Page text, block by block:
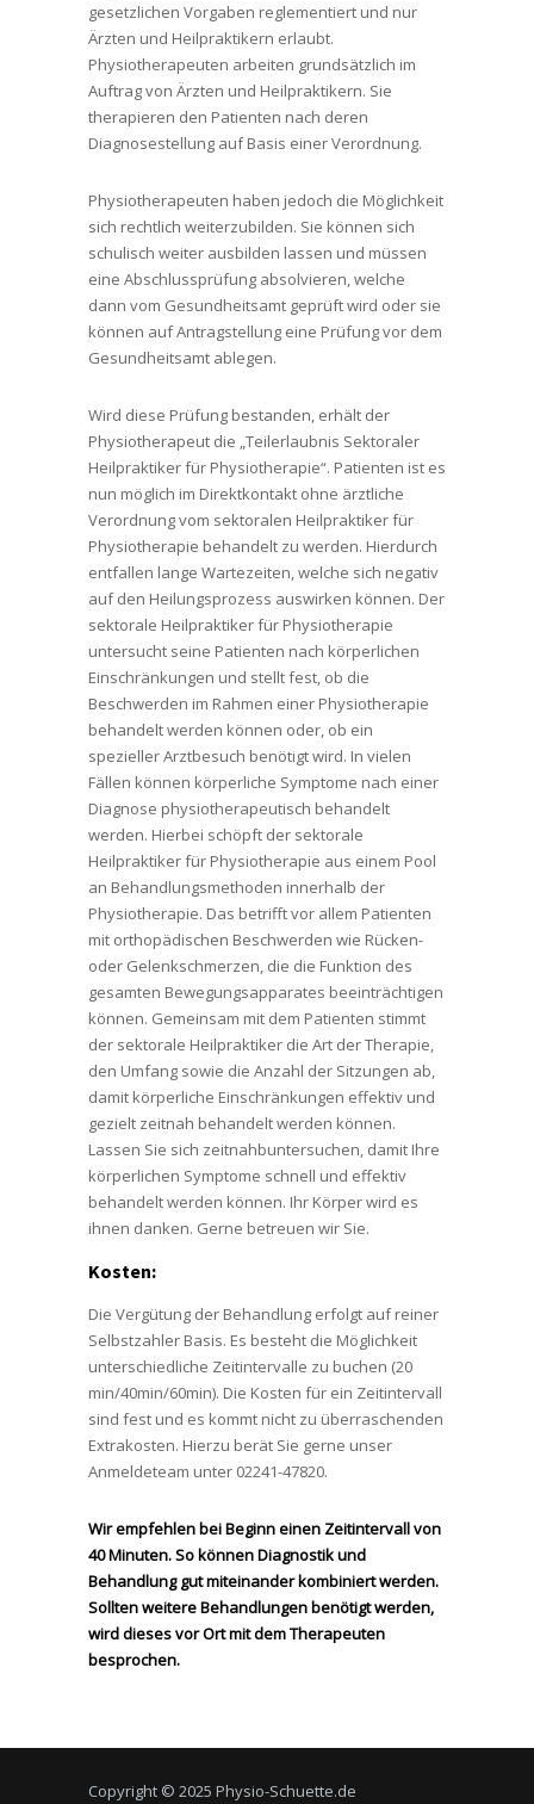
gesetzlichen Vorgaben reglementiert und nur
Ärzten und Heilpraktikern erlaubt.
Physiotherapeuten arbeiten grundsätzlich im
Auftrag von Ärzten und Heilpraktikern. Sie
therapieren den Patienten nach deren
Diagnosestellung auf Basis einer Verordnung.
Physiotherapeuten haben jedoch die Möglichkeit
sich rechtlich weiterzubilden. Sie können sich
schulisch weiter ausbilden lassen und müssen
eine Abschlussprüfung absolvieren, welche
dann vom Gesundheitsamt geprüft wird oder sie
können auf Antragstellung eine Prüfung vor dem
Gesundheitsamt ablegen.
Wird diese Prüfung bestanden, erhält der
Physiotherapeut die „Teilerlaubnis Sektoraler
Heilpraktiker für Physiotherapie“. Patienten ist es
nun möglich im Direktkontakt ohne ärztliche
Verordnung vom sektoralen Heilpraktiker für
Physiotherapie behandelt zu werden. Hierdurch
entfallen lange Wartezeiten, welche sich negativ
auf den Heilungsprozess auswirken können. Der
sektorale Heilpraktiker für Physiotherapie
untersucht seine Patienten nach körperlichen
Einschränkungen und stellt fest, ob die
Beschwerden im Rahmen einer Physiotherapie
behandelt werden können oder, ob ein
spezieller Arztbesuch benötigt wird. In vielen
Fällen können körperliche Symptome nach einer
Diagnose physiotherapeutisch behandelt
werden. Hierbei schöpft der sektorale
Heilpraktiker für Physiotherapie aus einem Pool
an Behandlungsmethoden innerhalb der
Physiotherapie. Das betrifft vor allem Patienten
mit orthopädischen Beschwerden wie Rücken-
oder Gelenkschmerzen, die die Funktion des
gesamten Bewegungsapparates beeinträchtigen
können. Gemeinsam mit dem Patienten stimmt
der sektorale Heilpraktiker die Art der Therapie,
den Umfang sowie die Anzahl der Sitzungen ab,
damit körperliche Einschränkungen effektiv und
gezielt zeitnah behandelt werden können.
Lassen Sie sich zeitnahbuntersuchen, damit Ihre
körperlichen Symptome schnell und effektiv
behandelt werden können. Ihr Körper wird es
ihnen danken. Gerne betreuen wir Sie.
Kosten:
Die Vergütung der Behandlung erfolgt auf reiner
Selbstzahler Basis. Es besteht die Möglichkeit
unterschiedliche Zeitintervalle zu buchen (20
min/40min/60min). Die Kosten für ein Zeitintervall
sind fest und es kommt nicht zu überraschenden
Extrakosten. Hierzu berät Sie gerne unser
Anmeldeteam unter 02241-47820.
Wir empfehlen bei Beginn einen Zeitintervall von
40 Minuten. So können Diagnostik und
Behandlung gut miteinander kombiniert werden.
Sollten weitere Behandlungen benötigt werden,
wird dieses vor Ort mit dem Therapeuten
besprochen.
Copyright © 2025 Physio-Schuette.de